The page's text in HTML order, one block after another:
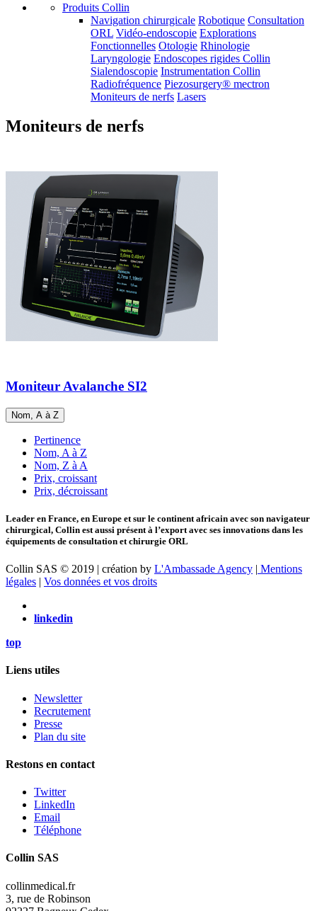
Produits Collin
Navigation chirurgicale Robotique Consultation
ORL Vidéo-endoscopie Explorations
Fonctionnelles Otologie Rhinologie
Laryngologie Endoscopes rigides Collin
Sialendoscopie Instrumentation Collin
Radiofréquence Piezosurgery® mectron
Moniteurs de nerfs Lasers
Moniteurs de nerfs
Moniteur Avalanche SI2
Nom, A à Z
Pertinence
Nom, A à Z
Nom, Z à A
Prix, croissant
Prix, décroissant
Leader en France, en Europe et sur le continent africain avec son navigateur
chirurgical, Collin est aussi présent à l’export avec ses innovations dans les
équipements de consultation et chirurgie ORL
Collin SAS © 2019 | création by L'Ambassade Agency | Mentions
légales | Vos données et vos droits
linkedin
top
Liens utiles
Newsletter
Recrutement
Presse
Plan du site
Restons en contact
Twitter
LinkedIn
Email
Téléphone
Collin SAS
collinmedical.fr
3, rue de Robinson